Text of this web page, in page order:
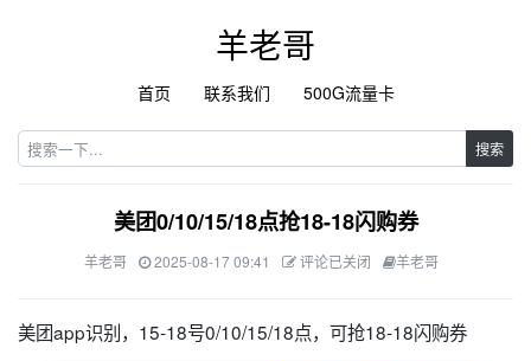
羊老哥
首页 联系我们 500G流量卡
搜索
美团0/10/15/18点抢18-18闪购券
羊老哥 2025-08-17 09:41 评论已关闭 羊老哥
美团app识别，15-18号0/10/15/18点，可抢18-18闪购券